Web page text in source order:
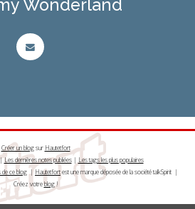
Wonderland
Créer un blogsur Hautetfort
Les dernières notes publiées| Les tags les plus populaires
de ce blog |Hautetfortest une marque déposée de la société talkSpirit |
Créez votreblog!